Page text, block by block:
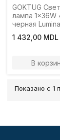
GOKTUG
лампа 1x36W
черная
1 432,00 MDL
В
Показано с 1